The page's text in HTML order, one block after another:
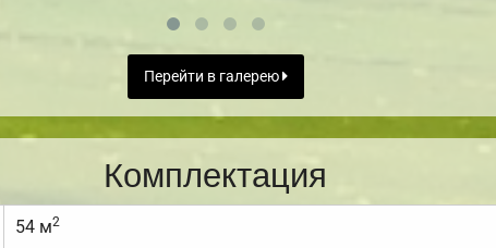
Перейти в галерею
Комплектация
54 м2